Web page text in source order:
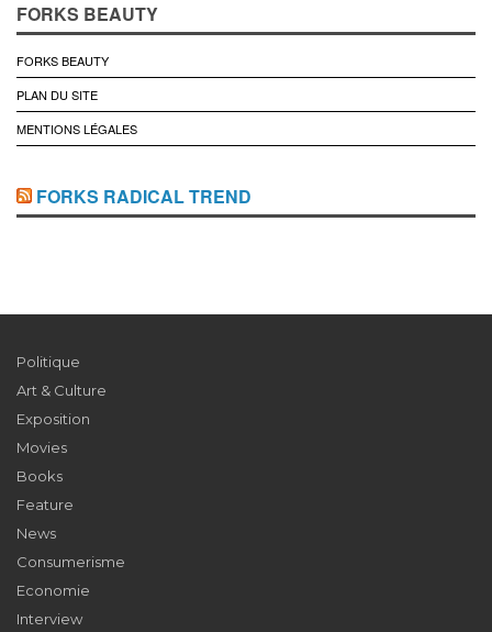
FORKS BEAUTY
FORKS BEAUTY
PLAN DU SITE
MENTIONS LÉGALES
FORKS RADICAL TREND
Politique
Art & Culture
Exposition
Movies
Books
Feature
News
Consumerisme
Economie
Interview